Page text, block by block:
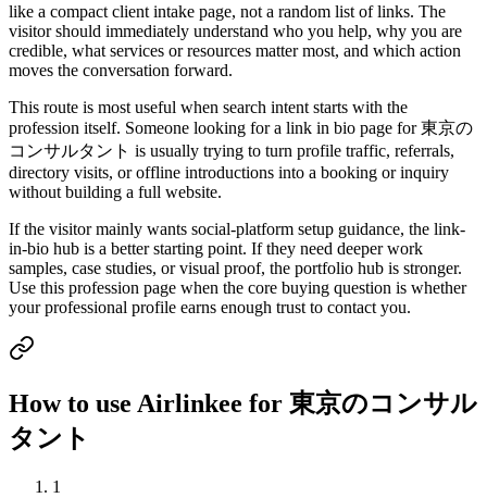
like a compact client intake page, not a random list of links. The
visitor should immediately understand who you help, why you are
credible, what services or resources matter most, and which action
moves the conversation forward.
This route is most useful when search intent starts with the
profession itself. Someone looking for a link in bio page for 東京の
コンサルタント is usually trying to turn profile traffic, referrals,
directory visits, or offline introductions into a booking or inquiry
without building a full website.
If the visitor mainly wants social-platform setup guidance, the link-
in-bio hub is a better starting point. If they need deeper work
samples, case studies, or visual proof, the portfolio hub is stronger.
Use this profession page when the core buying question is whether
your professional profile earns enough trust to contact you.
How to use Airlinkee for 東京のコンサル
タント
1